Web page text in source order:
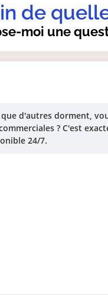
d'autres dorment,
? C'est
24/7.
moi une
de